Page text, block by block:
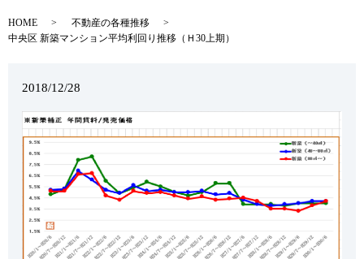
HOME
不動産の各種推移
中央区 新築マンション平均利回り推移（Ｈ30上期）
2018/12/28